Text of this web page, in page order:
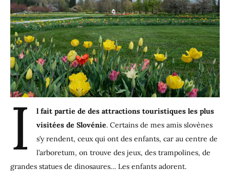
I
l fait partie de des attractions touristiques les plus
visitées de Slovénie. Certains de mes amis slovènes
s’y rendent, ceux qui ont des enfants, car au centre de
l’arboretum, on trouve des jeux, des trampolines, de
grandes statues de dinosaures… Les enfants adorent.